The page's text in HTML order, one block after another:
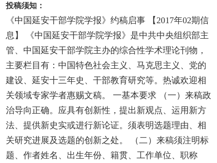
投稿须知：
《中国延安干部学院学报》约稿启事 【2017年02期信
息】 《中国延安干部学院学报》是中共中央组织部主
管、中国延安干部学院主办的综合性学术理论刊物，
主要栏目有：中国特色社会主义、马克思主义、党的
建设、延安十三年史、干部教育研究等。热诚欢迎相
关领域专家学者惠赐文稿。 一基本要求 （一）来稿政
治导向正确。应具有创新性，提出新观点、运用新方
法、提供新史实或进行新论证。须表明选题理由、相
关研究进展及选题的创新之处。 （二）来稿须注明标
题、作者姓名、出生年份、籍贯、工作单位、职称